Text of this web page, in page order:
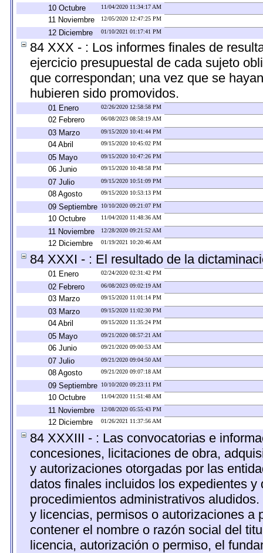
10 Octubre 11/04/2020 11:34:17 AM
11 Noviembre 12/05/2020 12:47:25 PM
12 Diciembre 01/10/2021 01:17:41 PM
84 XXX - : Los informes finales de
ejercicio presupuestal de cada sujeto
que correspondan; una vez que se
hubieren sido promovidos.
01 Enero 02/26/2020 12:58:58 PM
02 Febrero 06/08/2023 08:58:19 AM
03 Marzo 09/15/2020 10:41:44 PM
04 Abril 09/15/2020 10:45:02 PM
05 Mayo 09/15/2020 10:47:26 PM
06 Junio 09/15/2020 10:48:58 PM
07 Julio 09/15/2020 10:51:09 PM
08 Agosto 09/15/2020 10:53:13 PM
09 Septiembre 10/10/2020 09:21:07 PM
10 Octubre 11/04/2020 11:48:36 AM
11 Noviembre 12/28/2020 09:21:52 AM
12 Diciembre 01/19/2021 10:20:46 AM
84 XXXI - : El resultado de la
01 Enero 02/24/2020 02:31:42 PM
02 Febrero 06/08/2023 09:02:19 AM
03 Marzo 09/15/2020 11:01:14 PM
03 Marzo 09/15/2020 11:02:30 PM
04 Abril 09/15/2020 11:35:24 PM
05 Mayo 09/21/2020 08:57:21 AM
06 Junio 09/21/2020 09:00:53 AM
07 Julio 09/21/2020 09:04:50 AM
08 Agosto 09/21/2020 09:07:18 AM
09 Septiembre 10/10/2020 09:23:11 PM
10 Octubre 11/04/2020 11:51:48 AM
11 Noviembre 12/08/2020 05:55:43 PM
12 Diciembre 01/26/2021 11:37:56 AM
84 XXXIII - : Las convocatorias e
concesiones, licitaciones de obra,
y autorizaciones otorgadas por las
datos finales incluidos los expedientes
procedimientos administrativos
y licencias, permisos o autorizaciones a
contener el nombre o razón social del
licencia, autorización o permiso, el